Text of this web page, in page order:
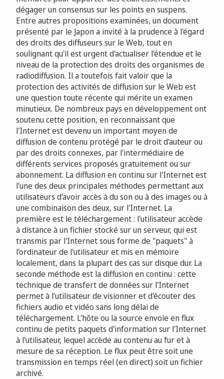
dégager un consensus sur les points en suspens.
Entre autres propositions examinées, un document
présenté par le Japon a invité à la prudence à l'égard
des droits des diffuseurs sur le Web, tout en
soulignant qu'il est urgent d'actualiser l'étendue et le
niveau de la protection des droits des organismes de
radiodiffusion. Il a toutefois fait valoir que la
protection des activités de diffusion sur le Web est
une question toute récente qui mérite un examen
minutieux. De nombreux pays en développement ont
soutenu cette position, en reconnaissant que
l'Internet est devenu un important moyen de
diffusion de contenu protégé par le droit d'auteur ou
par des droits connexes, par l'intermédiaire de
différents services proposés gratuitement ou sur
abonnement. La diffusion en continu sur l'Internet est
l'une des deux principales méthodes permettant aux
utilisateurs d'avoir accès à du son ou à des images ou à
une combinaison des deux, sur l'Internet. La
première est le téléchargement : l'utilisateur accède
à distance à un fichier stocké sur un serveur, qui est
transmis par l'Internet sous forme de "paquets" à
l'ordinateur de l'utilisateur et mis en mémoire
localement, dans la plupart des cas sur disque dur. La
seconde méthode est la diffusion en continu : cette
technique de transfert de données sur l'Internet
permet à l'utilisateur de visionner et d'écouter des
fichiers audio et vidéo sans long délai de
téléchargement. L'hôte ou la source envoie en flux
continu de petits paquets d'information sur l'Internet
à l'utilisateur, lequel accède au contenu au fur et à
mesure de sa réception. Le flux peut être soit une
transmission en temps réel (en direct) soit un fichier
archivé.